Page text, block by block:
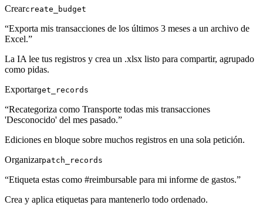
Crearcreate_budget
“Exporta mis transacciones de los últimos 3 meses a un archivo de
Excel.”
La IA lee tus registros y crea un .xlsx listo para compartir, agrupado
como pidas.
Exportarget_records
“Recategoriza como Transporte todas mis transacciones
'Desconocido' del mes pasado.”
Ediciones en bloque sobre muchos registros en una sola petición.
Organizarpatch_records
“Etiqueta estas como #reimbursable para mi informe de gastos.”
Crea y aplica etiquetas para mantenerlo todo ordenado.